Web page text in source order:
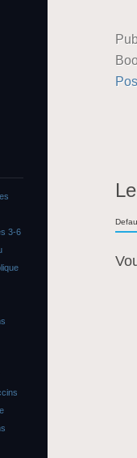
3-6